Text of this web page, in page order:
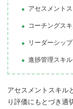
アセスメント
コーチングス
リーダーシッ
進捗管理スキル
アセスメントスキル
り評価にもとづき適